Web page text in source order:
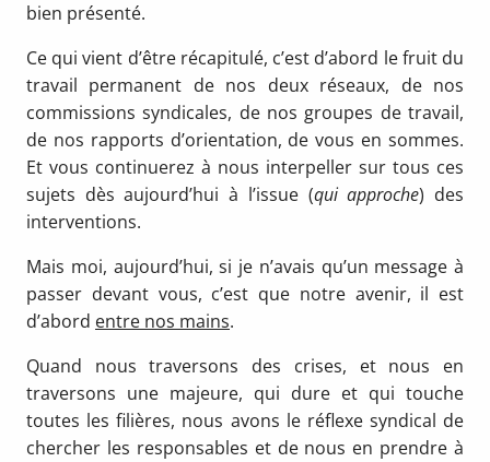
bien présenté.
Ce qui vient d’être récapitulé, c’est d’abord le fruit du
travail permanent de nos deux réseaux, de nos
commissions syndicales, de nos groupes de travail,
de nos rapports d’orientation, de vous en sommes.
Et vous continuerez à nous interpeller sur tous ces
sujets dès aujourd’hui à l’issue (qui approche) des
interventions.
Mais moi, aujourd’hui, si je n’avais qu’un message à
passer devant vous, c’est que notre avenir, il est
d’abord entre nos mains.
Quand nous traversons des crises, et nous en
traversons une majeure, qui dure et qui touche
toutes les filières, nous avons le réflexe syndical de
chercher les responsables et de nous en prendre à